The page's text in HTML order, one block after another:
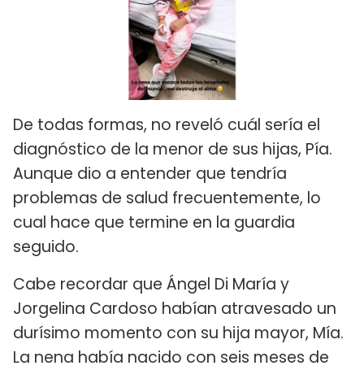
De todas formas, no reveló cuál sería el
diagnóstico de la menor de sus hijas, Pía.
Aunque dio a entender que tendría
problemas de salud frecuentemente, lo
cual hace que termine en la guardia
seguido.
Cabe recordar que Ángel Di María y
Jorgelina Cardoso habían atravesado un
durísimo momento con su hija mayor, Mía.
La nena había nacido con seis meses de